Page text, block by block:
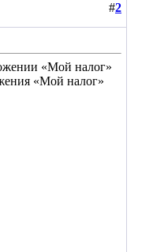
#2
«Мой налог»
«Мой налог»